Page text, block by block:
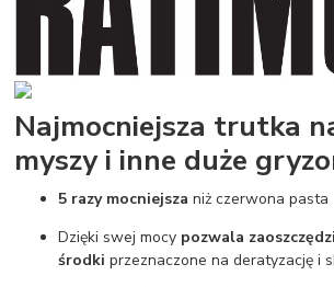
Najmocniejsza trutka
myszy i inne duże
5 razy mocniejsza niż czerwona pasta
Dzięki swej mocy pozwala
środki przeznaczone na deratyzację i